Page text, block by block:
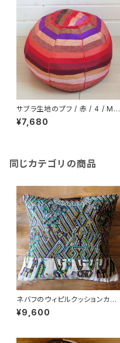
サブラ生地のプフ / 赤 / 4 / MO
ROCCO モロッコ
¥7,680
同じカテゴリの商品
ネバフのウィピルクッションカバ
ー /289/ GUATEMALA グアテ
マラ
¥9,600